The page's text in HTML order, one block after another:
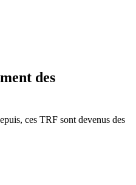
des
ces TRF sont devenus des